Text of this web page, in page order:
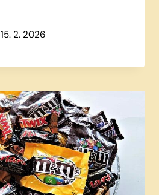
15. 2. 2026